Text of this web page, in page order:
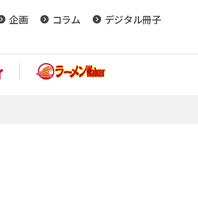
企画 コラム
デジタル冊子